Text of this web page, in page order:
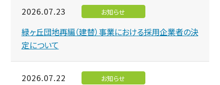
2026.07.23 お知らせ
緑ヶ丘団地再編（建替）事業における採用企業者の決
定について
2026.07.22 お知らせ